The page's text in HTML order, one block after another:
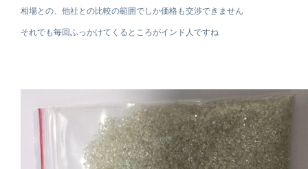
相場との、他社との比較の範囲でしか価格も交渉できません
それでも毎回ふっかけてくるところがインド人ですね